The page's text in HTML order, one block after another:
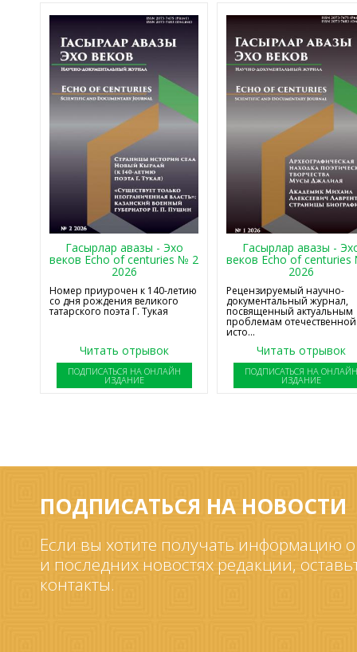
Гасырлар авазы - Эхо
веков Echo of centuries № 2
2026
Номер приурочен к 140-летию
со дня рождения великого
татарского поэта Г. Тукая
Читать отрывок
ПОДПИСАТЬСЯ НА ОНЛАЙН
ИЗДАНИЕ
Гасырлар авазы -
веков Echo of
2026
Рецензируемый научно-
документальный журнал,
посвященный актуальным
проблемам отечественной
исто...
Читать отрывок
ПОДПИСАТЬСЯ НА
ИЗДАНИЕ
ПОДПИСАТЬСЯ НА НОВОСТИ
Если вы хотите получать информацию
и последних новостях редакции,
контакты.